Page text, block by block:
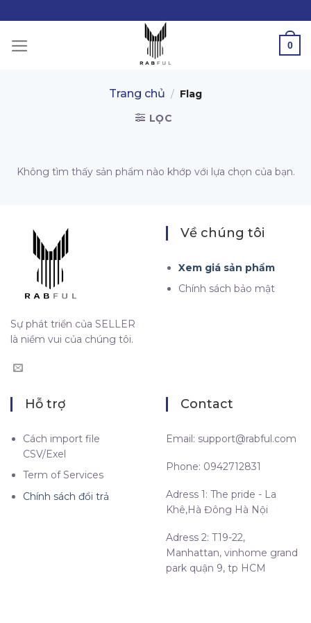
to
content
0
Trang chủ / Flag
LỌC
Không tìm thấy sản phẩm nào khớp với lựa chọn của bạn.
Sự phát triển của SELLER
là niềm vui của chúng tôi.
Về chúng tôi
Xem giá sản phẩm
Chính sách bảo mật
Hỗ trợ
Cách import file
CSV/Exel
Term of Services
Chính sách đổi trả
Contact
Email: support@rabful.com
Phone: 0942712831
Adress 1: The pride - La
Khê,Hà Đông Hà Nội
Adress 2: T19-22,
Manhattan, vinhome grand
park quận 9, tp HCM